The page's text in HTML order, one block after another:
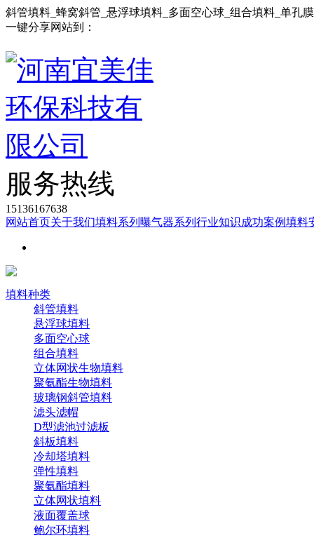
斜管填料_蜂窝斜管_悬浮球填料_多面空心球_组合填料_单孔
一键分享网站到：
服务热线
15136167638
网站首页关于我们填料系列 曝气器系列 行业知识成功案例填料
填料种类
斜管填料
悬浮球填料
多面空心球
组合填料
立体网状生物填料
聚氨酯生物填料
玻璃钢斜管填料
滤头滤帽
D型滤池过滤板
斜板填料
冷却塔填料
弹性填料
聚氨酯填料
立体网状填料
液面覆盖球
鲍尔环填料